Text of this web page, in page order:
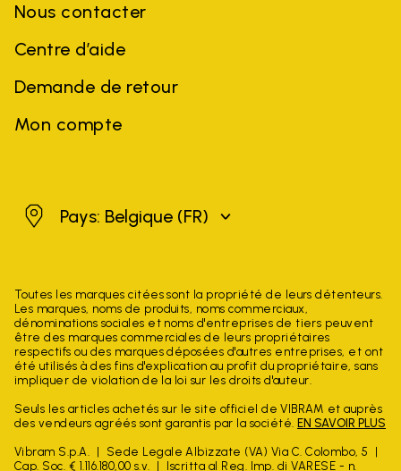
Nous contacter
Centre d’aide
Demande de retour
Mon compte
BelgiquePays: Belgique (FR)
Toutes les marques citées sont la propriété de leurs détenteurs.
Les marques, noms de produits, noms commerciaux,
dénominations sociales et noms d'entreprises de tiers peuvent
être des marques commerciales de leurs propriétaires
respectifs ou des marques déposées d'autres entreprises, et ont
été utilisés à des fins d'explication au profit du propriétaire, sans
impliquer de violation de la loi sur les droits d'auteur.
Seuls les articles achetés sur le site officiel de VIBRAM et auprès
des vendeurs agréés sont garantis par la société. EN SAVOIR PLUS
Vibram S.p.A.
Sede Legale Albizzate (VA) Via C. Colombo, 5
Cap. Soc. € 1.116.180,00 s.v.
Iscritta al Reg. Imp. di VARESE - n.